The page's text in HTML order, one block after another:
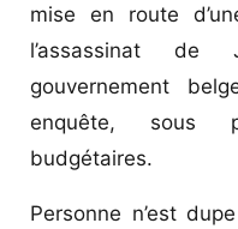
mise en route
l’assassinat
gouvernement
enquête, sous
budgétaires.
Personne n’est